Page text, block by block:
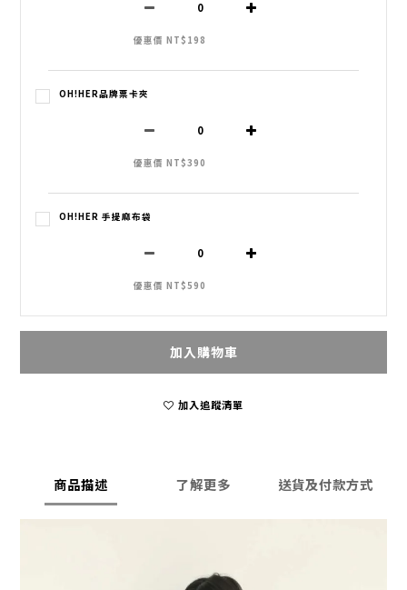
優惠價 NT$198
OH!HER品牌票卡夾
優惠價 NT$390
OH!HER 手提麻布袋
優惠價 NT$590
加入購物車
加入追蹤清單
商品描述 了解更多 送貨及付款方式